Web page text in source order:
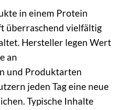
in einem Protein
überraschend vielfältig
Hersteller legen Wert
an
und Produktarten
jeden Tag eine neue
Typische Inhalte